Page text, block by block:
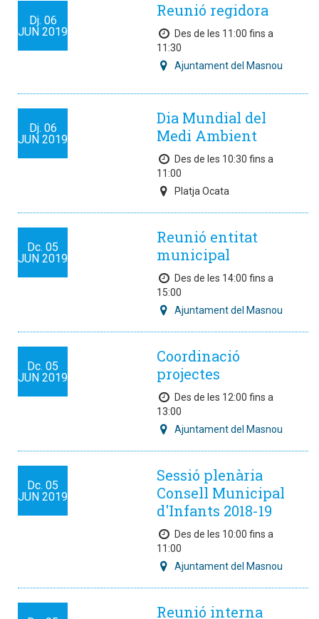
Dj. 06
JUN 2019
Reunió regidora
Des de les 11:00 fins a
11:30
Ajuntament del Masnou
Dj. 06
JUN 2019
Dia Mundial del
Medi Ambient
Des de les 10:30 fins a
11:00
Platja Ocata
Dc. 05
JUN 2019
Reunió entitat
municipal
Des de les 14:00 fins a
15:00
Ajuntament del Masnou
Dc. 05
JUN 2019
Coordinació
projectes
Des de les 12:00 fins a
13:00
Ajuntament del Masnou
Dc. 05
JUN 2019
Sessió plenària
Consell Municipal
d'Infants 2018-19
Des de les 10:00 fins a
11:00
Ajuntament del Masnou
Reunió interna